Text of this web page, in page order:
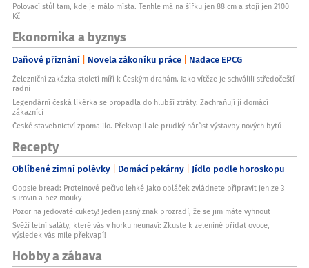
Polovací stůl tam, kde je málo místa. Tenhle má na šířku jen 88 cm a stojí jen 2100
Kč
Ekonomika a byznys
Daňové přiznání Novela zákoníku práce Nadace EPCG
Železniční zakázka století míří k Českým drahám. Jako vítěze je schválili středočeští
radní
Legendární česká likérka se propadla do hlubší ztráty. Zachraňují ji domácí
zákazníci
České stavebnictví zpomalilo. Překvapil ale prudký nárůst výstavby nových bytů
Recepty
Oblíbené zimní polévky Domácí pekárny Jídlo podle horoskopu
Oopsie bread: Proteinové pečivo lehké jako obláček zvládnete připravit jen ze 3
surovin a bez mouky
Pozor na jedovaté cukety! Jeden jasný znak prozradí, že se jim máte vyhnout
Svěží letní saláty, které vás v horku neunaví: Zkuste k zelenině přidat ovoce,
výsledek vás mile překvapí!
Hobby a zábava